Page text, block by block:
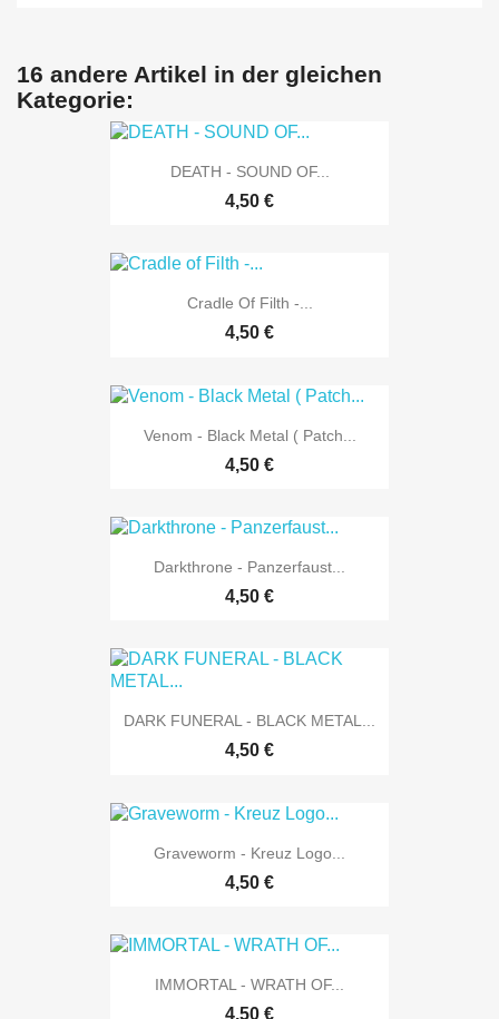
16 andere Artikel in der gleichen
Kategorie:
DEATH - SOUND OF...
4,50 €
Cradle Of Filth -...
4,50 €
Venom - Black Metal ( Patch...
4,50 €
Darkthrone - Panzerfaust...
4,50 €
DARK FUNERAL - BLACK METAL...
4,50 €
Graveworm - Kreuz Logo...
4,50 €
IMMORTAL - WRATH OF...
4,50 €